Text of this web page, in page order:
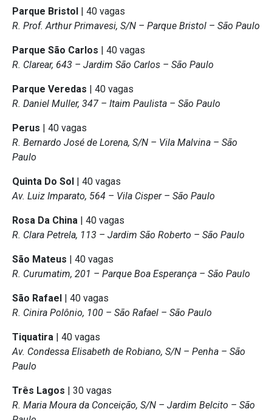
Parque Bristol | 40 vagas
R. Prof. Arthur Primavesi, S/N – Parque Bristol – São Paulo
Parque São Carlos | 40 vagas
R. Clarear, 643 – Jardim São Carlos – São Paulo
Parque Veredas | 40 vagas
R. Daniel Muller, 347 – Itaim Paulista – São Paulo
Perus | 40 vagas
R. Bernardo José de Lorena, S/N – Vila Malvina – São
Paulo
Quinta Do Sol | 40 vagas
Av. Luiz Imparato, 564 – Vila Cisper – São Paulo
Rosa Da China | 40 vagas
R. Clara Petrela, 113 – Jardim São Roberto – São Paulo
São Mateus | 40 vagas
R. Curumatim, 201 – Parque Boa Esperança – São Paulo
São Rafael | 40 vagas
R. Cinira Polônio, 100 – São Rafael – São Paulo
Tiquatira | 40 vagas
Av. Condessa Elisabeth de Robiano, S/N – Penha – São
Paulo
Três Lagos | 30 vagas
R. Maria Moura da Conceição, S/N – Jardim Belcito – São